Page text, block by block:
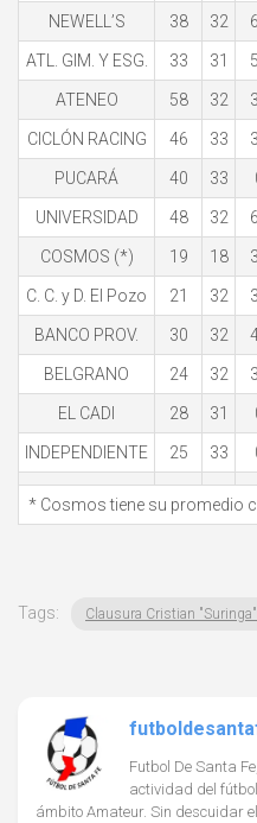
NEWELL’S 38 32
ATL. GIM. Y ESG. 33 31
ATENEO 58 32
CICLÓN RACING 46 33
PUCARÁ 40 33
UNIVERSIDAD 48 32
COSMOS (*) 19 18
C. C. y D. El Pozo 21 32
BANCO PROV. 30 32
BELGRANO 24 32
EL CADI 28 31
INDEPENDIENTE 25 33
* Cosmos tiene su promedio
Tags: Clausura Cristian
Futbol De Santa
actividad del
ámbito Amateur. Sin descuidar